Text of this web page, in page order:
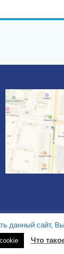
Белая Вишня
отWEN Themes
данный сайт,
Что